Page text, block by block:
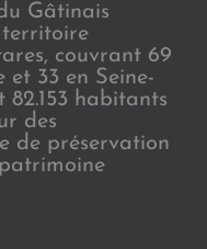
Gâtinais
territoire
couvrant 69
et 33 en Seine-
habitants
des
de préservation